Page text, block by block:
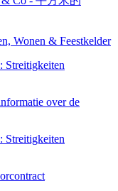
Wonen & Feestkelder
over de